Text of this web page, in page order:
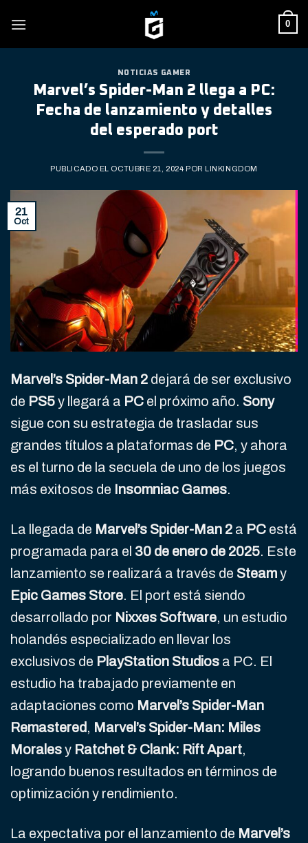
0
NOTICIAS GAMER
Marvel’s Spider-Man 2 llega a PC:
Fecha de lanzamiento y detalles
del esperado port
PUBLICADO EL OCTUBRE 21, 2024 POR LINKINGDOM
21
Oct
Marvel’s Spider-Man 2 dejará de ser exclusivo
de PS5y llegará a PC el próximo año. Sony
sigue con su estrategia de trasladar sus
grandes títulos a plataformas de PC, y ahora
es el turno de la secuela de uno de los juegos
más exitosos de Insomniac Games.
La llegada de Marvel’s Spider-Man 2 a PC está
programada para el 30 de enero de 2025. Este
lanzamiento se realizará a través de Steamy
Epic Games Store. El port está siendo
desarrollado por Nixxes Software, un estudio
holandés especializado en llevar los
exclusivos de PlayStation Studios a PC. El
estudio ha trabajado previamente en
adaptaciones como Marvel’s Spider-Man
Remastered, Marvel’s Spider-Man: Miles
Moralesy Ratchet & Clank: Rift Apart,
logrando buenos resultados en términos de
optimización y rendimiento.
La expectativa por el lanzamiento de Marvel’s